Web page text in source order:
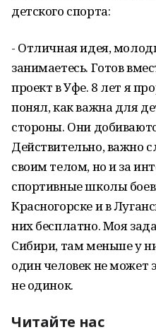
детского спорта:
- Отличная идея,
занимаетесь. Готов
проект в Уфе. 8 лет я
понял, как важна для
стороны. Они
Действительно, важно
своим телом, но и за
спортивные школы
Красногорске и в
них бесплатно. Моя
Сибири, там меньше у
один человек не может
не одинок.
Читайте нас